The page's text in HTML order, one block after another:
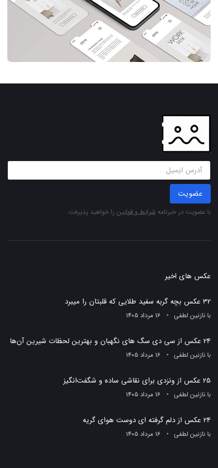
عضویت
با عضویت در خبرنامه شرایط و قوانین را خواهید پذیرفت.
عکس های اخیر
32 عکس بچه گربه سفید طلایی که قلبتان را میبرد
بانازنین لطفی 16 مرداد 1405
24 عکس از سی دی سگ های نگهبان و بهترین لحظات شیرین آن‌ها
بانازنین لطفی 16 مرداد 1405
25 عکس از ونزدی برای نقاشی ساده و شگفت‌انگیز
بانازنین لطفی 16 مرداد 1405
24 عکس از دلم گرفته ای دوست هوای گریه
بانازنین لطفی 16 مرداد 1405